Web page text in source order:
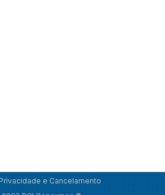
e Cancelamento